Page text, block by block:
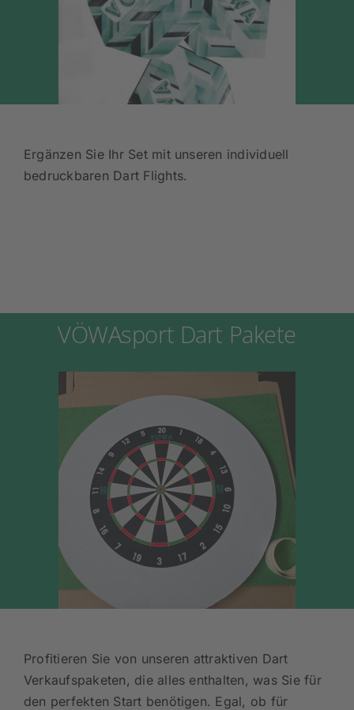
Ergänzen Sie Ihr Set mit unseren individuell
bedruckbaren Dart Flights.
VÖWAsport Dart Pakete
Profitieren Sie von unseren attraktiven Dart
Verkaufspaketen, die alles enthalten, was Sie für
den perfekten Start benötigen. Egal, ob für